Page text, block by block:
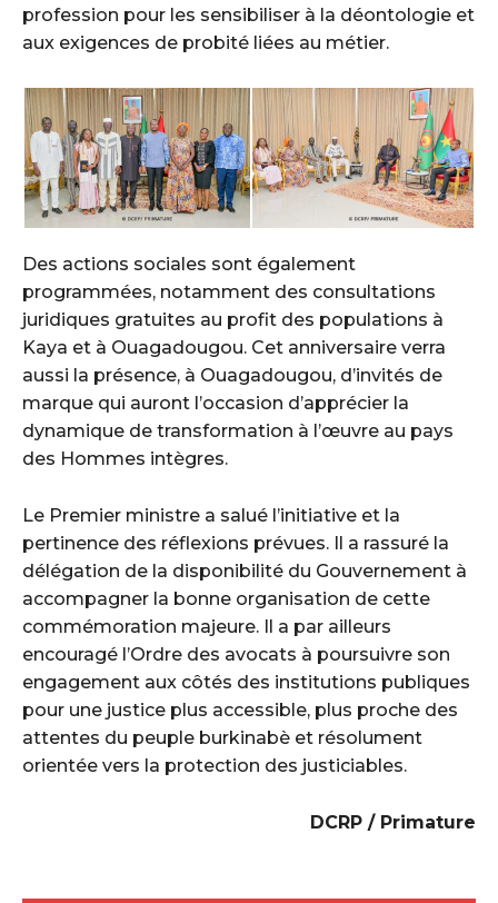
profession pour les sensibiliser à la déontologie et
aux exigences de probité liées au métier.
Des actions sociales sont également
programmées, notamment des consultations
juridiques gratuites au profit des populations à
Kaya et à Ouagadougou. Cet anniversaire verra
aussi la présence, à Ouagadougou, d’invités de
marque qui auront l’occasion d’apprécier la
dynamique de transformation à l’œuvre au pays
des Hommes intègres.
Le Premier ministre a salué l’initiative et la
pertinence des réflexions prévues. Il a rassuré la
délégation de la disponibilité du Gouvernement à
accompagner la bonne organisation de cette
commémoration majeure. Il a par ailleurs
encouragé l’Ordre des avocats à poursuivre son
engagement aux côtés des institutions publiques
pour une justice plus accessible, plus proche des
attentes du peuple burkinabè et résolument
orientée vers la protection des justiciables.
DCRP / Primature